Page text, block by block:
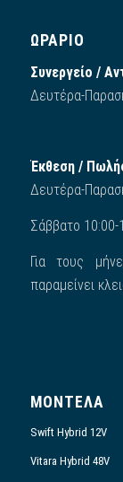
ΩΡΑΡΙΟ
Συνεργείο /
Δευτέρα-
Έκθεση /
Δευτέρα-
Σάββατο 10:00-
Για τους
παραμείνει
ΜΟΝΤΕΛΑ
Swift Hybrid 12V
Vitara Hybrid 48V